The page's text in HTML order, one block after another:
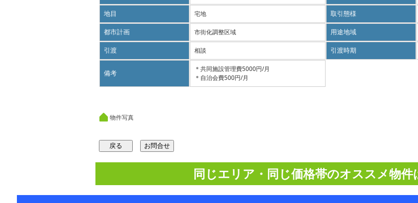
地目 宅地 取引態様
都市計画 市街化調整区域 用途地域
引渡 相談 引渡時期
備考
＊共同施設管理費5000円/月
＊自治会費500円/月
物件写真
同じエリア・同じ価格帯のオススメ物件